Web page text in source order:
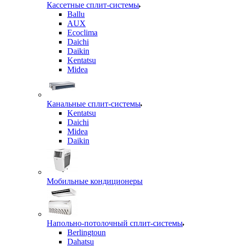
Кассетные сплит-системы
Ballu
AUX
Ecoclima
Daichi
Daikin
Kentatsu
Midea
Канальные сплит-системы
Kentatsu
Daichi
Midea
Daikin
Мобильные кондиционеры
Напольно-потолочный сплит-системы
Berlingtoun
Dahatsu